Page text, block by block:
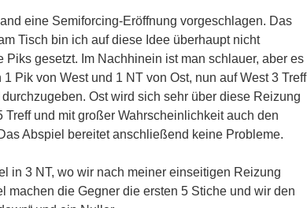
eine Semiforcing-Eröffnung vorgeschlagen. Das
Tisch bin ich auf diese Idee überhaupt nicht
gesetzt. Im Nachhinein ist man schlauer, aber es
Pik von West und 1 NT von Ost, nun auf West 3 Treff
Ost wird sich sehr über diese Reizung
und mit großer Wahrscheinlichkeit auch den
Abspiel bereitet anschließend keine Probleme.
in 3 NT, wo wir nach meiner einseitigen Reizung
machen die Gegner die ersten 5 Stiche und wir den